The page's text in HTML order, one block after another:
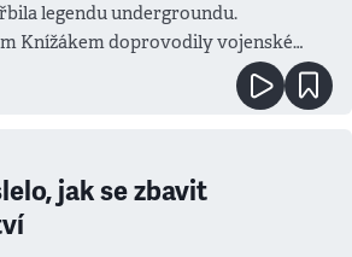
legendu undergroundu.
Knížákem doprovodily vojenské
jak se zbavit